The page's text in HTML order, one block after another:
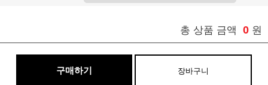
총 상품 금액 0 원
구매하기 장바구니